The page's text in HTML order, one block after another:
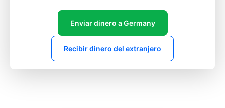
Enviar dinero a Germany
Recibir dinero del extranjero